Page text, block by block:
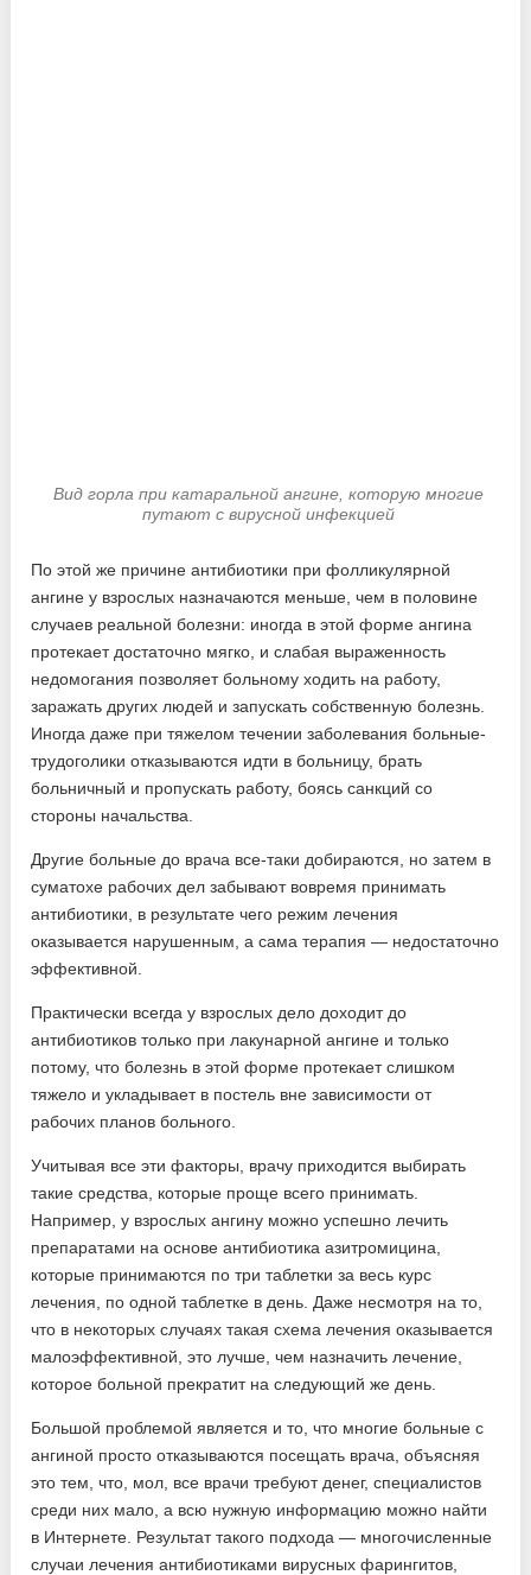
Вид горла при катаральной ангине, которую многие
путают с вирусной инфекцией
По этой же причине антибиотики при фолликулярной
ангине у взрослых назначаются меньше, чем в половине
случаев реальной болезни: иногда в этой форме ангина
протекает достаточно мягко, и слабая выраженность
недомогания позволяет больному ходить на работу,
заражать других людей и запускать собственную болезнь.
Иногда даже при тяжелом течении заболевания больные-
трудоголики отказываются идти в больницу, брать
больничный и пропускать работу, боясь санкций со
стороны начальства.
Другие больные до врача все-таки добираются, но затем в
суматохе рабочих дел забывают вовремя принимать
антибиотики, в результате чего режим лечения
оказывается нарушенным, а сама терапия — недостаточно
эффективной.
Практически всегда у взрослых дело доходит до
антибиотиков только при лакунарной ангине и только
потому, что болезнь в этой форме протекает слишком
тяжело и укладывает в постель вне зависимости от
рабочих планов больного.
Учитывая все эти факторы, врачу приходится выбирать
такие средства, которые проще всего принимать.
Например, у взрослых ангину можно успешно лечить
препаратами на основе антибиотика азитромицина,
которые принимаются по три таблетки за весь курс
лечения, по одной таблетке в день. Даже несмотря на то,
что в некоторых случаях такая схема лечения оказывается
малоэффективной, это лучше, чем назначить лечение,
которое больной прекратит на следующий же день.
Большой проблемой является и то, что многие больные с
ангиной просто отказываются посещать врача, объясняя
это тем, что, мол, все врачи требуют денег, специалистов
среди них мало, а всю нужную информацию можно найти
в Интернете. Результат такого подхода — многочисленные
случаи лечения антибиотиками вирусных фарингитов,